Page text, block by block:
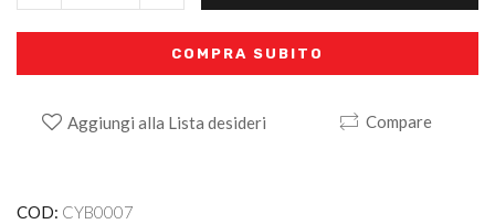
COMPRA SUBITO
Aggiungi alla Lista desideri Compare
COD: CYB0007